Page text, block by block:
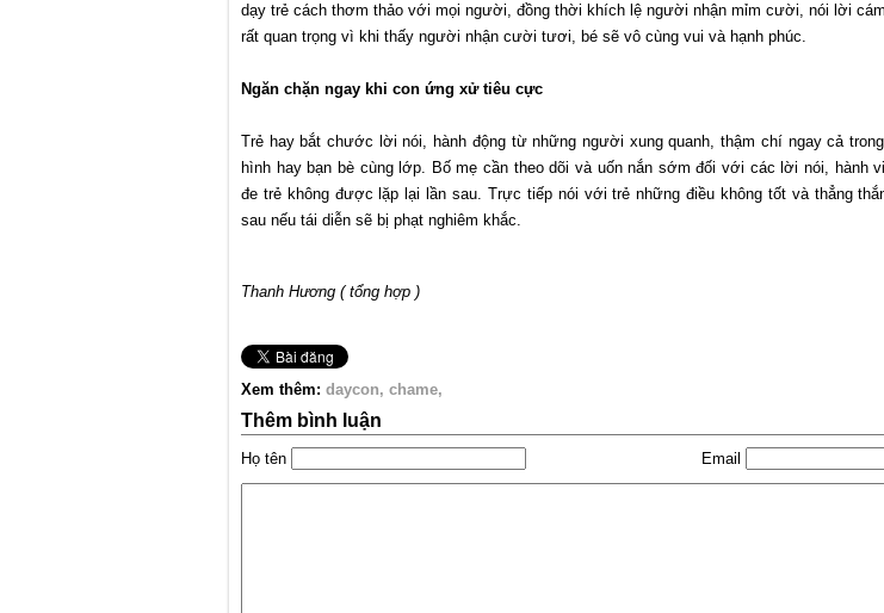
dạy trẻ cách thơm thảo với mọi người, đồng thời khích lệ người nhận mỉm cười, nói lời
rất quan trọng vì khi thấy người nhận cười tươi, bé sẽ vô cùng vui và hạnh phúc.
Ngăn chặn ngay khi con ứng xử tiêu cực
Trẻ hay bắt chước lời nói, hành động từ những người xung quanh, thậm chí ngay cả
hình hay bạn bè cùng lớp. Bố mẹ cần theo dõi và uốn nắn sớm đối với các lời nói, hành
đe trẻ không được lặp lại lần sau. Trực tiếp nói với trẻ những điều không tốt và thẳng
sau nếu tái diễn sẽ bị phạt nghiêm khắc.
Thanh Hương ( tổng hợp )
Xem thêm: daycon chame
Thêm bình luận
Họ tên Email